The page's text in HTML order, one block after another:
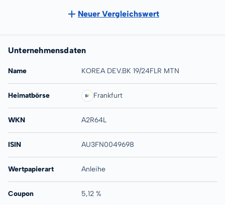
Neuer Vergleichswert
Unternehmensdaten
Name KOREA DEV.BK 19/24FLR MTN
Heimatbörse Frankfurt
WKN A2R64L
ISIN AU3FN0049698
Wertpapierart Anleihe
Coupon 5,12 %